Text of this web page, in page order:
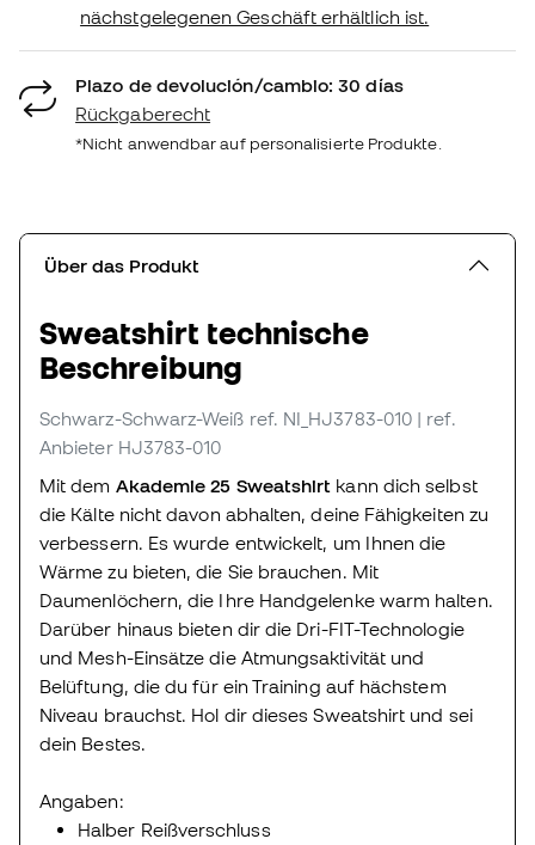
nächstgelegenen Geschäft erhältlich ist.
Plazo de devolución/cambio: 30 días
Rückgaberecht
*Nicht anwendbar auf personalisierte Produkte.
Über das Produkt
Sweatshirt technische
Beschreibung
Schwarz-Schwarz-Weiß ref. NI_HJ3783-010 | ref.
Anbieter HJ3783-010
Mit dem Akademie 25 Sweatshirt kann dich selbst
die Kälte nicht davon abhalten, deine Fähigkeiten zu
verbessern. Es wurde entwickelt, um Ihnen die
Wärme zu bieten, die Sie brauchen. Mit
Daumenlöchern, die Ihre Handgelenke warm halten.
Darüber hinaus bieten dir die Dri-FIT-Technologie
und Mesh-Einsätze die Atmungsaktivität und
Belüftung, die du für ein Training auf hächstem
Niveau brauchst. Hol dir dieses Sweatshirt und sei
dein Bestes.
Angaben:
Halber Reißverschluss